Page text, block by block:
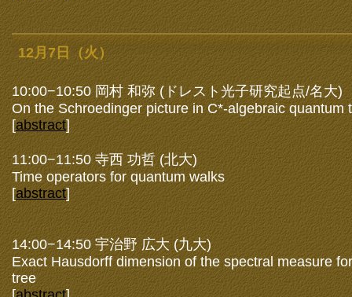
12月7日（火）
10:00−10:50 岡村 和弥 (ドレスト光子研究起点/名大)
On the Schroedinger picture in C*-algebraic quantum
[abstract]
11:00−11:50 寺西 功哲 (北大)
Time operators for quantum walks
[abstract]
14:00−14:50 宇治野 広大 (九大)
Exact Hausdorff dimension of the spectral measure
tree